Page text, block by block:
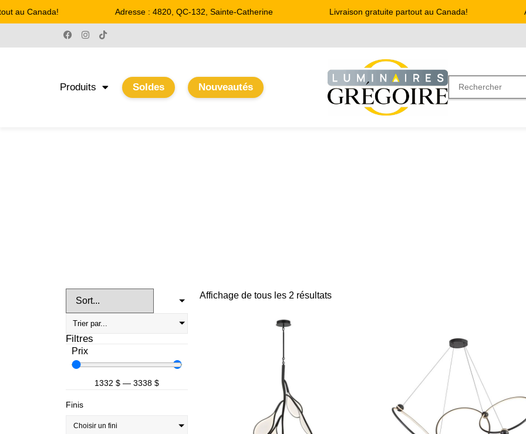
au Canada! Adresse : 4820, QC-132, Sainte-Catherine Livraison gratuite partout au Canada!
Produits Soldes Nouveautés
Filtres
Prix
1332 $ — 3338 $
Finis
Choisir un fini
Affichage de tous les 2 résultats